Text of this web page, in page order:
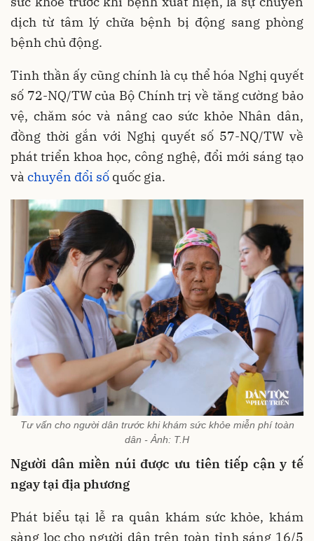
dịch từ tâm lý chữa bệnh bị động sang phòng
bệnh chủ động.
Tinh thần ấy cũng chính là cụ thể hóa Nghị quyết
số 72-NQ/TW của Bộ Chính trị về tăng cường bảo
vệ, chăm sóc và nâng cao sức khỏe Nhân dân,
đồng thời gắn với Nghị quyết số 57-NQ/TW về
phát triển khoa học, công nghệ, đổi mới sáng tạo
và chuyển đổi số quốc gia.
Tư vấn cho người dân trước khi khám sức khỏe miễn phí toàn
dân - Ảnh: T.H
Người dân miền núi được ưu tiên tiếp cận y tế
ngay tại địa phương
Phát biểu tại lễ ra quân khám sức khỏe, khám
sàng lọc cho người dân trên toàn tỉnh sáng 16/5